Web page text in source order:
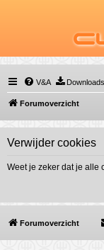
V&A Downloads
Forumoverzicht
Verwijder cookies
Weet je zeker dat je alle
Forumoverzicht